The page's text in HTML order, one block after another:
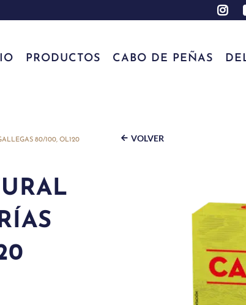
PRODUCTOS CABO DE PEÑAS
80/100, OL120 VOLVER